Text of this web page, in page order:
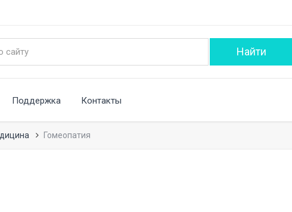
Поддержка Контакты
Гомеопатия